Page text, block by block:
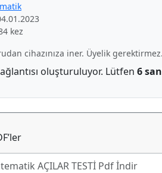
kez
cihazınıza iner. Üyelik gerektirmez.
oluşturuluyor. Lütfen 6
AÇILAR TESTİ Pdf İndir